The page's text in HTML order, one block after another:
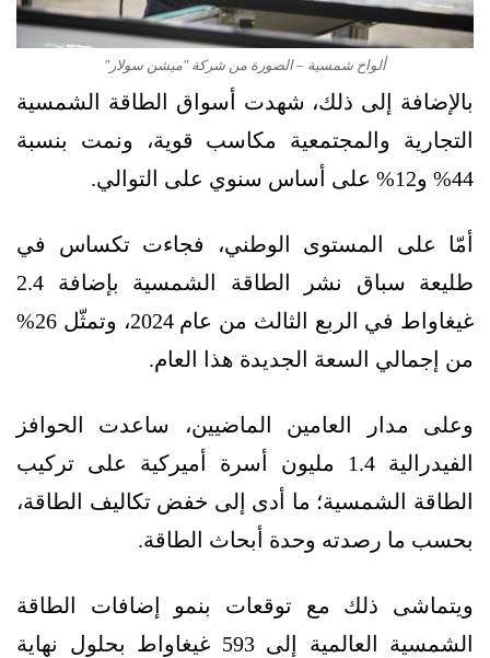
ألواح شمسية – الصورة من شركة "ميشن سولار"
بالإضافة إلى ذلك، شهدت أسواق الطاقة الشمسية
التجارية والمجتمعية مكاسب قوية، ونمت بنسبة
44% و12% على أساس سنوي على التوالي.
أمّا على المستوى الوطني، فجاءت تكساس في
طليعة سباق نشر الطاقة الشمسية بإضافة 2.4
غيغاواط في الربع الثالث من عام 2024، وتمثّل 26%
من إجمالي السعة الجديدة هذا العام.
وعلى مدار العامين الماضيين، ساعدت الحوافز
الفيدرالية 1.4 مليون أسرة أميركية على تركيب
الطاقة الشمسية؛ ما أدى إلى خفض تكاليف الطاقة،
بحسب ما رصدته وحدة أبحاث الطاقة.
ويتماشى ذلك مع توقعات بنمو إضافات الطاقة
الشمسية العالمية إلى 593 غيغاواط بحلول نهاية